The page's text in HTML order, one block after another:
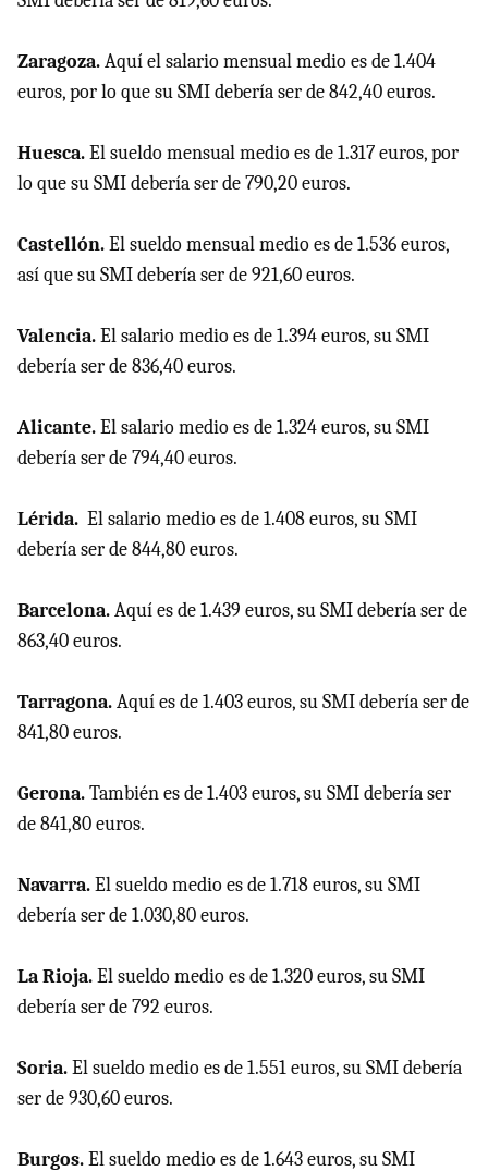
Zaragoza.Aquí el salario mensual medio es de 1.404
euros, por lo que su SMI debería ser de 842,40 euros.
Huesca.El sueldo mensual medio es de 1.317 euros, por
lo quesu SMI debería ser de 790,20 euros.
Castellón.El sueldo mensual medio es de 1.536 euros,
así que su SMI debería ser de 921,60 euros.
Valencia.El salario medio es de 1.394 euros, su SMI
debería ser de 836,40 euros.
Alicante.El salario medio es de 1.324 euros, su SMI
debería ser de 794,40 euros.
Lérida. El salario medio es de 1.408 euros, su SMI
debería ser de 844,80 euros.
Barcelona.Aquí es de 1.439 euros, su SMI debería ser de
863,40 euros.
Tarragona.Aquí es de 1.403 euros, su SMI debería ser de
841,80 euros.
Gerona.También es de 1.403 euros, su SMI debería ser
de 841,80 euros.
Navarra.El sueldo medio es de 1.718 euros, su SMI
debería ser de 1.030,80 euros.
La Rioja.El sueldo medio es de 1.320 euros, su SMI
debería ser de 792 euros.
Soria.El sueldo medio es de 1.551 euros, su SMI debería
ser de 930,60 euros.
Burgos.El sueldo medio es de 1.643 euros, su SMI